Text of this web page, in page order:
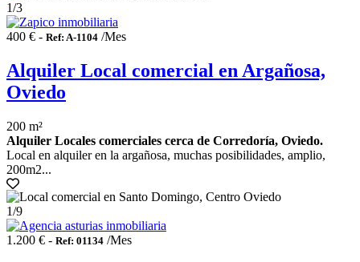
1/3
400 € - Ref: A-1104 /Mes
Alquiler Local comercial en Argañosa,
Oviedo
200 m²
Alquiler Locales comerciales cerca de Corredoría, Oviedo.
Local en alquiler en la argañosa, muchas posibilidades, amplio,
200m2...
1/9
1.200 € - Ref: 01134 /Mes